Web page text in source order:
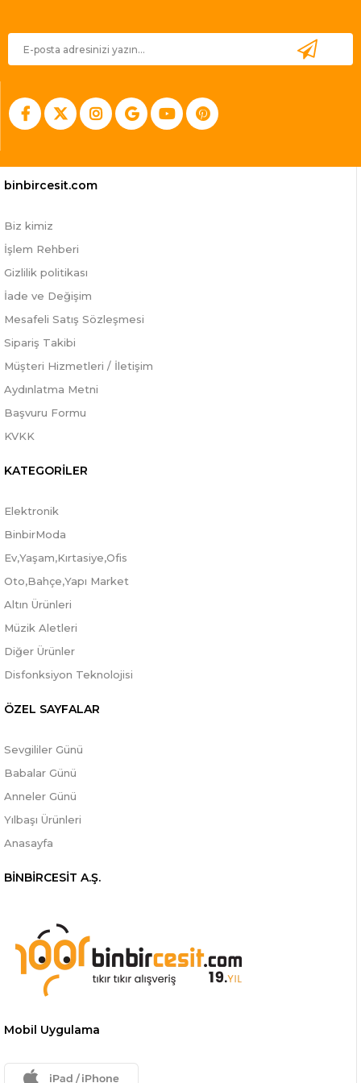
binbircesit.com
Biz kimiz
İşlem Rehberi
Gizlilik politikası
İade ve Değişim
Mesafeli Satış Sözleşmesi
Sipariş Takibi
Müşteri Hizmetleri / İletişim
Aydınlatma Metni
Başvuru Formu
KVKK
KATEGORİLER
Elektronik
BinbirModa
Ev,Yaşam,Kırtasiye,Ofis
Oto,Bahçe,Yapı Market
Altın Ürünleri
Müzik Aletleri
Diğer Ürünler
Disfonksiyon Teknolojisi
ÖZEL SAYFALAR
Sevgililer Günü
Babalar Günü
Anneler Günü
Yılbaşı Ürünleri
Anasayfa
BİNBİRCESİT A.Ş.
Mobil Uygulama